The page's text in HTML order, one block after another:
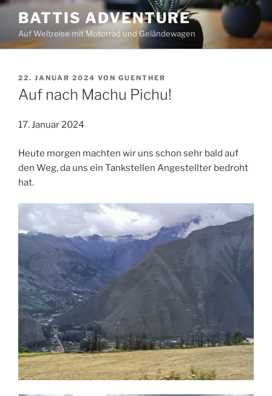
Zum
Inhalt
springen
BATTIS ADVENTURE
Auf Weltreise mit Motorrad und Geländewagen
VERÖFFENTLICHT
AM
22. JANUAR 2024 VON GUENTHER
Auf nach Machu Pichu!
17. Januar 2024
Heute morgen machten wir uns schon sehr bald auf
den Weg, da uns ein Tankstellen Angestellter bedroht
hat.